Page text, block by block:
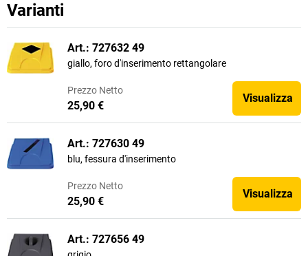
Varianti
Art.: 727632 49
giallo, foro d'inserimento rettangolare
Prezzo Netto
25,90 €
Visualizza
Art.: 727630 49
blu, fessura d'inserimento
Prezzo Netto
25,90 €
Visualizza
Art.: 727656 49